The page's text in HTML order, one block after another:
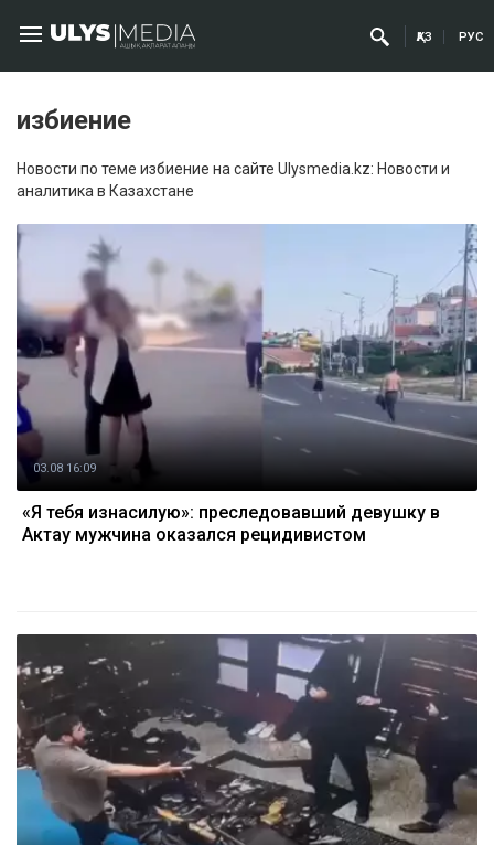
ҚАЗ РУС
избиение
Новости по теме избиение на сайте Ulysmedia.kz: Новости и
аналитика в Казахстане
03.08 16:09
«Я тебя изнасилую»: преследовавший девушку в
Актау мужчина оказался рецидивистом